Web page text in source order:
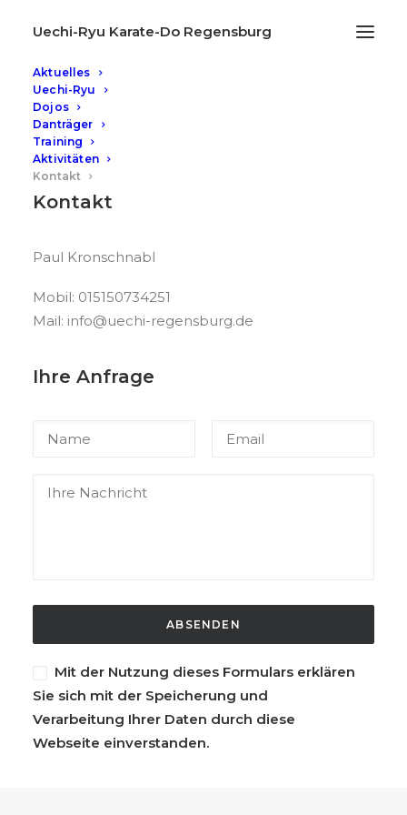
Uechi-Ryu Karate-Do Regensburg
Aktuelles
Uechi-Ryu
Dojos
Danträger
Training
Aktivitäten
Kontakt
Kontakt
Kontakt
Paul Kronschnabl
Mobil: 015150734251
Mail: info@uechi-regensburg.de
Ihre Anfrage
Mit der Nutzung dieses Formulars erklären
Sie sich mit der Speicherung und
Verarbeitung Ihrer Daten durch diese
Webseite einverstanden.